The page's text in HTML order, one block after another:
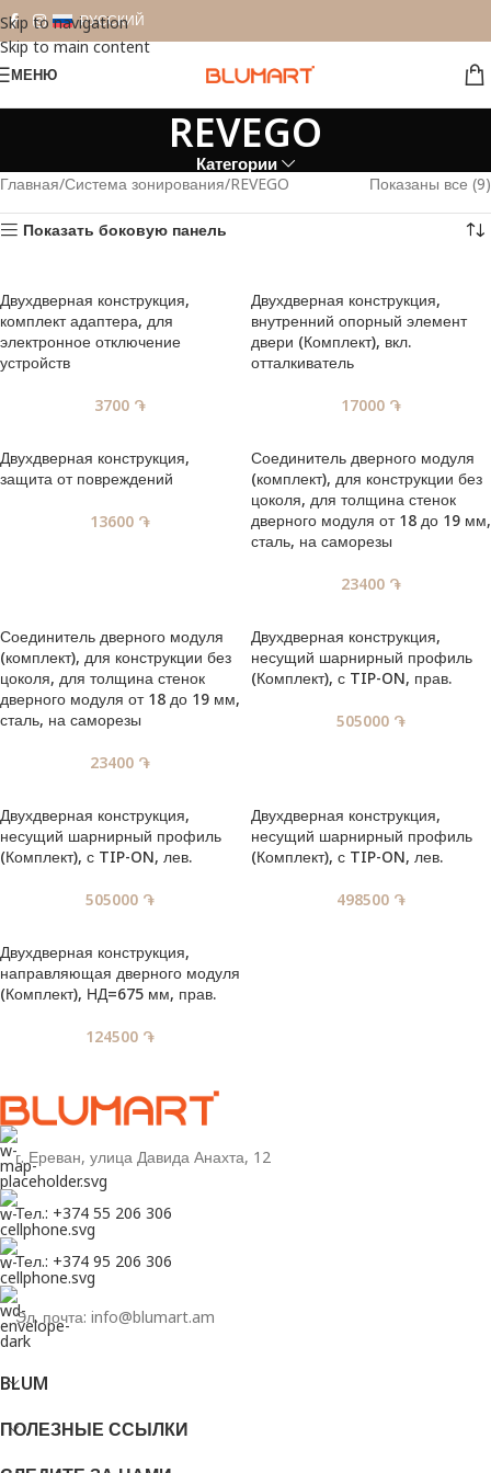
Skip to navigation
Skip to main content
РУССКИЙ
МЕНЮ
REVEGO
Категории
Главная Система зонирования REVEGO Показаны все (9)
Показать боковую панель
Двухдверная конструкция,
комплект адаптера, для
электронное отключение
устройств
3700 ֏
Двухдверная конструкция,
внутренний опорный элемент
двери (Комплект), вкл.
отталкиватель
17000 ֏
Двухдверная конструкция,
защита от повреждений
13600 ֏
Соединитель дверного модуля
(комплект), для конструкции без
цоколя, для толщина стенок
дверного модуля от 18 до 19 мм,
сталь, на саморезы
23400 ֏
Соединитель дверного модуля
(комплект), для конструкции без
цоколя, для толщина стенок
дверного модуля от 18 до 19 мм,
сталь, на саморезы
23400 ֏
Двухдверная конструкция,
несущий шарнирный профиль
(Комплект), с TIP-ON, прав.
505000 ֏
Двухдверная конструкция,
несущий шарнирный профиль
(Комплект), с TIP-ON, лев.
505000 ֏
Двухдверная конструкция,
несущий шарнирный профиль
(Комплект), с TIP-ON, лев.
498500 ֏
Двухдверная конструкция,
направляющая дверного модуля
(Комплект), НД=675 мм, прав.
124500 ֏
г. Ереван, улица Давида Анахта, 12
Тел.: +374 55 206 306
Тел.: +374 95 206 306
Эл. почта: info@blumart.am
BLUM
ПОЛЕЗНЫЕ ССЫЛКИ